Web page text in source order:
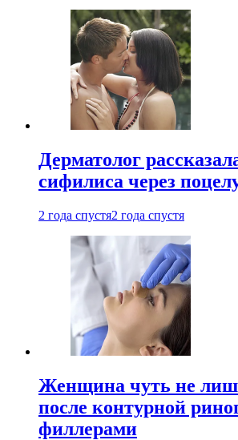
Дерматолог
сифилиса через
2 года спустя2 года спустя
Женщина чуть не
после контурной
филлерами